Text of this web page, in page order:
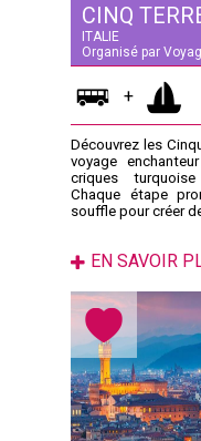
ITALIE
Organisé par
+
Découvrez les
voyage
criques
Chaque étape
souffle pour créer
EN SAVOIR